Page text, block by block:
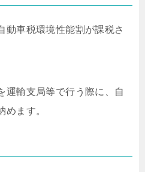
動車税環境性能割が課税さ
運輸支局等で行う際に、自
めます。